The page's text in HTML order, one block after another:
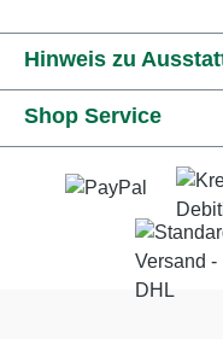
Hinweis zu
Shop Service